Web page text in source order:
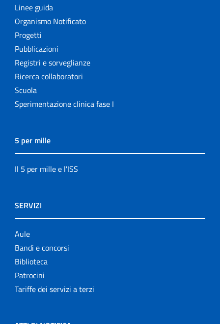
Linee guida
Organismo Notificato
Progetti
Pubblicazioni
Registri e sorveglianze
Ricerca collaboratori
Scuola
Sperimentazione clinica fase I
5 per mille
Il 5 per mille e l'ISS
SERVIZI
Aule
Bandi e concorsi
Biblioteca
Patrocini
Tariffe dei servizi a terzi